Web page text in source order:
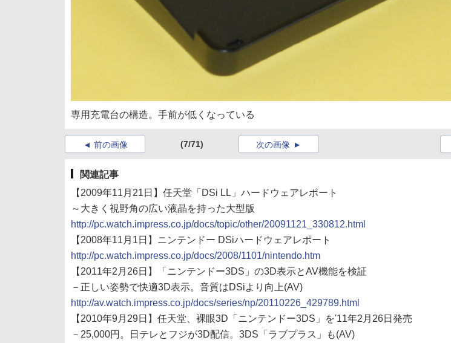
専用充電台の構造。手前が低くなっている
前の画像 (7/71) 次の画像
関連記事
【2009年11月21日】任天堂「DSi LL」ハードウェアレポート
～大きく視野角の広い液晶を持った大型版
http://pc.watch.impress.co.jp/docs/topic/other/20091121_330812.html
【2008年11月1日】ニンテンドー DSiハードウェアレポート
http://pc.watch.impress.co.jp/docs/2008/1101/nintendo.htm
【2011年2月26日】「ニンテンドー3DS」の3D表示とAV機能を検証
－正しい姿勢で快適3D表示。音質はDSiより向上(AV)
http://av.watch.impress.co.jp/docs/series/np/20110226_429789.html
【2010年9月29日】任天堂、裸眼3D「ニンテンドー3DS」を'11年2月26日発売
－25,000円。日テレとフジが3D配信。3DS「ラブプラス」も(AV)